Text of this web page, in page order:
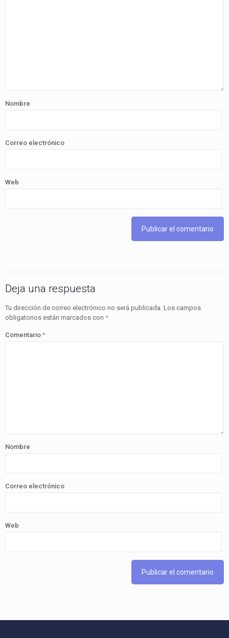
Nombre
Correo electrónico
Web
Deja una respuesta
Tu dirección de correo electrónico no será publicada. Los campos
obligatorios están marcados con *
Comentario *
Nombre
Correo electrónico
Web